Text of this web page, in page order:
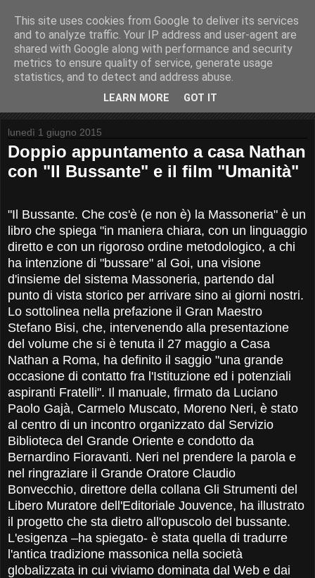
Moreno Neri
lunedì 1 giugno 2015
Doppio appuntamento a casa Nathan
con "Il Bussante" e il film "Umanità"
"Il Bussante. Che cos'è (e non è) la Massoneria" è un
libro che spiega "in maniera chiara, con un linguaggio
diretto e con un rigoroso ordine metodologico, a chi
ha intenzione di "bussare" al Goi, una visione
d'insieme del sistema Massoneria, partendo dal
punto di vista storico per arrivare sino ai giorni nostri.
Lo sottolinea nella prefazione il Gran Maestro
Stefano Bisi, che, intervenendo alla presentazione
del volume che si è tenuta il 27 maggio a Casa
Nathan a Roma, ha definito il saggio "una grande
occasione di contatto fra l'Istituzione ed i potenziali
aspiranti Fratelli". Il manuale, firmato da Luciano
Paolo Gajà, Carmelo Muscato, Moreno Neri, è stato
al centro di un incontro organizzato dal Servizio
Biblioteca del Grande Oriente e condotto da
Bernardino Fioravanti. Neri nel prendere la parola e
nel ringraziare il Grande Oratore Claudio
Bonvecchio, direttore della collana Gli Strumenti del
Libero Muratore dell'Editoriale Jouvence, ha illustrato
il progetto che sta dietro all'opuscolo del bussante.
L'esigenza –ha spiegato- è stata quella di tradurre
l'antica tradizione massonica nella società
globalizzata in cui viviamo dominata dal Web e dai
This site uses cookies from Google to deliver its services
and to analyze traffic. Your IP address and user-agent are
shared with Google along with performance and security
metrics to ensure quality of service, generate usage
statistics, and to detect and address abuse.
LEARN MORE GOT IT